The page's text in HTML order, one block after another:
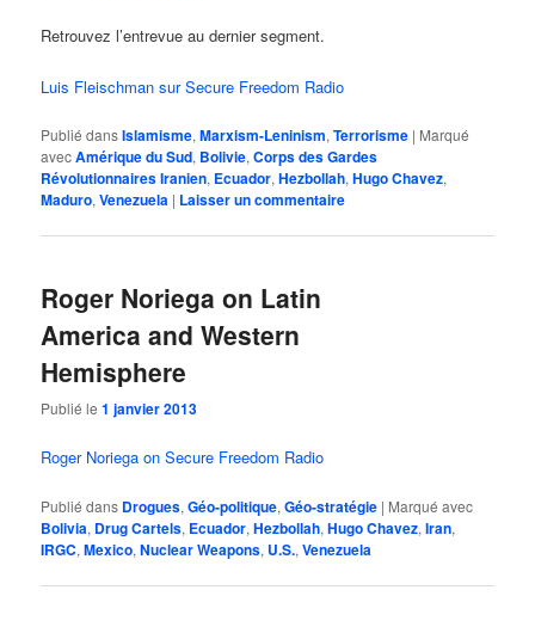
Retrouvez l’entrevue au dernier segment.
Luis Fleischman sur Secure Freedom Radio
Publié dansIslamisme,Marxism-Leninism,Terrorisme | Marqué
avecAmérique du Sud, Bolivie,Corps des Gardes
Révolutionnaires Iranien, Ecuador,Hezbollah,Hugo Chavez,
Maduro,Venezuela | Laisser un commentaire
Roger Noriega on Latin
America and Western
Hemisphere
Publié le1 janvier 2013
Roger Noriega on Secure Freedom Radio
Publié dans Drogues,Géo-politique,Géo-stratégie | Marqué avec
Bolivia, Drug Cartels, Ecuador,Hezbollah,Hugo Chavez,Iran,
IRGC,Mexico,Nuclear Weapons, U.S.,Venezuela